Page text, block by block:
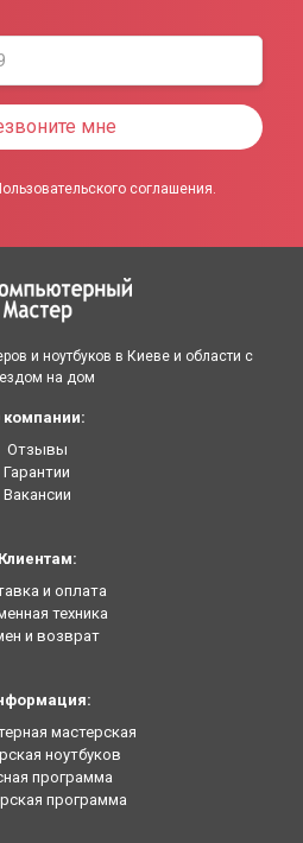
мне
соглашения.
и ноутбуков в Киеве и области с
на дом
компании:
Отзывы
Гарантии
Вакансии
Клиентам:
и оплата
техника
и возврат
мастерская
ноутбуков
программа
программа